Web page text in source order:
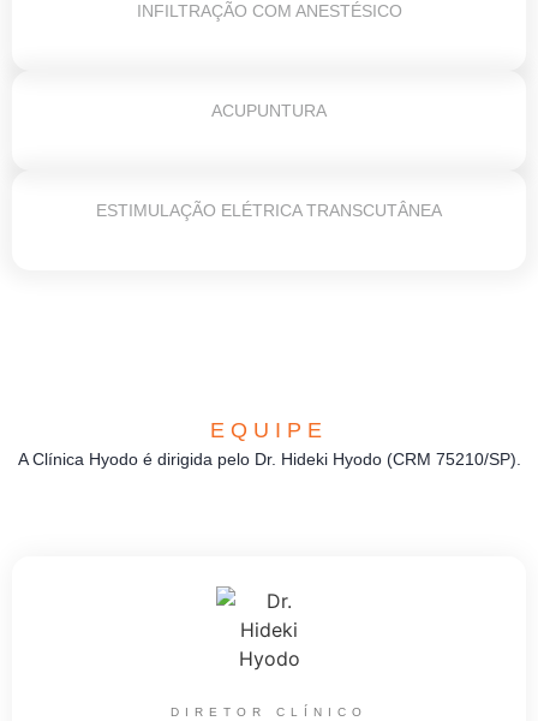
INFILTRAÇÃO COM ANESTÉSICO
ACUPUNTURA
ESTIMULAÇÃO ELÉTRICA TRANSCUTÂNEA
EQUIPE
A Clínica Hyodo é dirigida pelo Dr. Hideki Hyodo (CRM 75210/SP).
DIRETOR CLÍNICO